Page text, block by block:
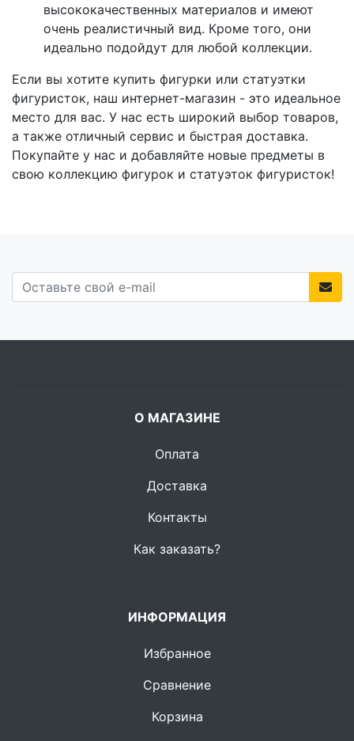
высококачественных материалов и имеют
очень реалистичный вид. Кроме того, они
идеально подойдут для любой коллекции.
Если вы хотите купить фигурки или статуэтки
фигуристок, наш интернет-магазин - это идеальное
место для вас. У нас есть широкий выбор товаров,
а также отличный сервис и быстрая доставка.
Покупайте у нас и добавляйте новые предметы в
свою коллекцию фигурок и статуэток фигуристок!
О МАГАЗИНЕ
Оплата
Доставка
Контакты
Как заказать?
ИНФОРМАЦИЯ
Избранное
Сравнение
Корзина